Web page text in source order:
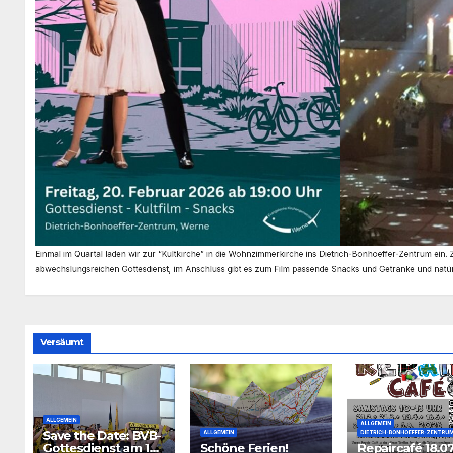
Ein­mal im Quar­tal laden wir zur “Kult­kir­che” in die Wohn­zim­mer­kir­che ins Dietrich-Bonhoeffer-Zentrum
abwechs­lungs­rei­chen Got­tes­dienst, im Anschluss gibt es zum Film pas­sen­de Snacks und Geträn­ke und
Versäumt
ALLGEMEIN
Save the Date: BVB-
Gottesdienst am 16.
ALLGEMEIN
Schöne Ferien!
ALLGEMEIN
DIETRICH-BONHOEFFER-
Repaircafé